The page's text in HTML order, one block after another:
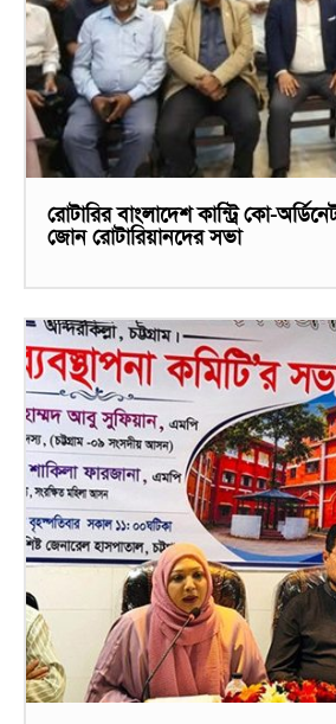
রোটারির বাংলাদেশ কান্ট্রি কো-
জোন রোটারিয়ানদের সভা